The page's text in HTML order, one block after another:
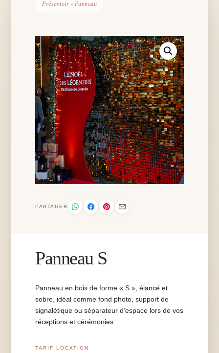
Présentoir - Panneau
PARTAGER
Panneau S
Panneau en bois de forme « S », élancé et
sobre, idéal comme fond photo, support de
signalétique ou séparateur d’espace lors de vos
réceptions et cérémonies.